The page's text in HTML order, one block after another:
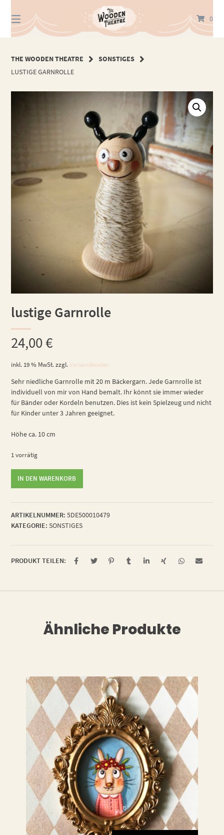
zum
Inhalt
0
THE WOODEN THEATRE
SONSTIGES
LUSTIGE GARNROLLE
lustige Garnrolle
24,00€
inkl. 19 % MwSt. zzgl.Versandkosten
Sehr niedliche Garnrolle mit 20 m Bäckergarn. Jede Garnrolle ist
individuell von mir von Hand bemalt. Ihr könnt sie immer wieder
für Bänder oder Kordeln benutzen. Dies ist kein Spielzeug und nicht
für Kinder unter 3 Jahren geeignet.
Höhe ca. 10 cm
1 vorrätig
IN DEN WARENKORB
ARTIKELNUMMER: 5DE500010479
KATEGORIE: SONSTIGES
PRODUKT TEILEN:
Ähnliche Produkte